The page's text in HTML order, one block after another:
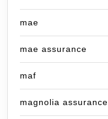
mae
mae assurance
maf
magnolia assurance